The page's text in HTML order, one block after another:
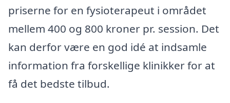
priserne for en fysioterapeut i området
mellem 400 og 800 kroner pr. session. Det
kan derfor være en god idé at indsamle
information fra forskellige klinikker for at
få det bedste tilbud.